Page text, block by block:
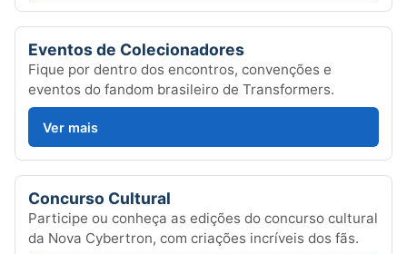
Eventos de Colecionadores
Fique por dentro dos encontros, convenções e
eventos do fandom brasileiro de Transformers.
Ver mais
Concurso Cultural
Participe ou conheça as edições do concurso cultural
da Nova Cybertron, com criações incríveis dos fãs.